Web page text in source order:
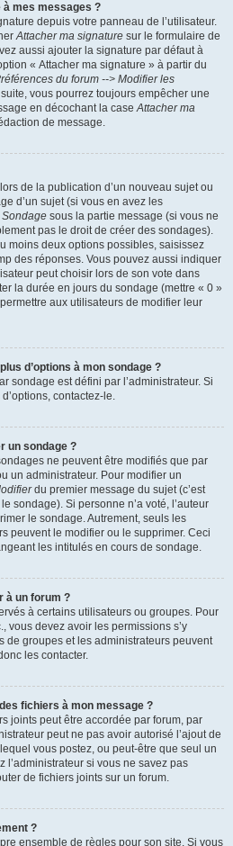
mes messages ?
depuis votre panneau de l’utilisateur.
Attacher ma signature sur le formulaire de
aussi ajouter la signature par défaut à
« Attacher ma signature » à partir du
du forum --> Modifier les
vous pourrez toujours empêcher une
en décochant la caseAttacher ma
de message.
de la publication d’un nouveau sujet ou
d’un sujet (si vous en avez les
Sondage sous la partie message (si vous ne
pas le droit de créer des sondages).
moins deux options possibles, saisissez
des réponses. Vous pouvez aussi indiquer
peut choisir lors de son vote dans
la durée en jours du sondage (mettre « 0 »
aux utilisateurs de modifier leur
d’options à mon sondage ?
sondage est défini par l’administrateur. Si
contactez-le.
un sondage ?
ne peuvent être modifiés que par
un administrateur. Pour modifier un
du premier message du sujet (c’est
sondage). Si personne n’a voté, l’auteur
le sondage. Autrement, seuls les
peuvent le modifier ou le supprimer. Ceci
les intitulés en cours de sondage.
à un forum ?
à certains utilisateurs ou groupes. Pour
vous devez avoir les permissions s’y
de groupes et les administrateurs peuvent
les contacter.
fichiers à mon message ?
joints peut être accordée par forum, par
peut ne pas avoir autorisé l’ajout de
vous postez, ou peut-être que seul un
l’administrateur si vous ne savez pas
de fichiers joints sur un forum.
?
ensemble de règles pour son site. Si vous